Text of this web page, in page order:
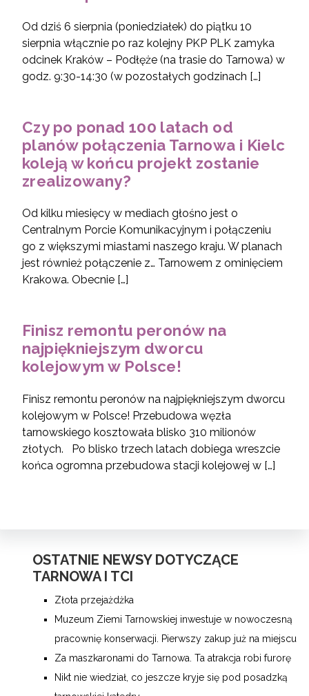
Od dziś 6 sierpnia (poniedziałek) do piątku 10
sierpnia włącznie po raz kolejny PKP PLK zamyka
odcinek Kraków – Podłęże (na trasie do Tarnowa) w
godz. 9:30-14:30 (w pozostałych godzinach […]
Czy po ponad 100 latach od
planów połączenia Tarnowa i Kielc
koleją w końcu projekt zostanie
zrealizowany?
Od kilku miesięcy w mediach głośno jest o
Centralnym Porcie Komunikacyjnym i połączeniu
go z większymi miastami naszego kraju. W planach
jest również połączenie z… Tarnowem z ominięciem
Krakowa. Obecnie […]
Finisz remontu peronów na
najpiękniejszym dworcu
kolejowym w Polsce!
Finisz remontu peronów na najpiękniejszym dworcu
kolejowym w Polsce! Przebudowa węzła
tarnowskiego kosztowała blisko 310 milionów
złotych. Po blisko trzech latach dobiega wreszcie
końca ogromna przebudowa stacji kolejowej w […]
OSTATNIE NEWSY DOTYCZĄCE
TARNOWA I TCI
Złota przejażdżka
Muzeum Ziemi Tarnowskiej inwestuje w nowoczesną
pracownię konserwacji. Pierwszy zakup już na miejscu
Za maszkaronami do Tarnowa. Ta atrakcja robi furorę
Nikt nie wiedział, co jeszcze kryje się pod posadzką